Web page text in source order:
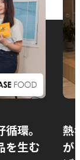
環。
を生む
熱
が